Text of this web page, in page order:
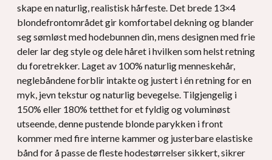
skape en naturlig, realistisk hårfeste. Det brede 13×4
blondefrontområdet gir komfortabel dekning og blander
seg sømløst med hodebunnen din, mens designen med frie
deler lar deg style og dele håret i hvilken som helst retning
du foretrekker. Laget av 100% naturlig menneskehår,
neglebåndene forblir intakte og justert i én retning for en
myk, jevn tekstur og naturlig bevegelse. Tilgjengelig i
150% eller 180% tetthet for et fyldig og voluminøst
utseende, denne pustende blonde parykken i front
kommer med fire interne kammer og justerbare elastiske
bånd for å passe de fleste hodestørrelser sikkert, sikrer